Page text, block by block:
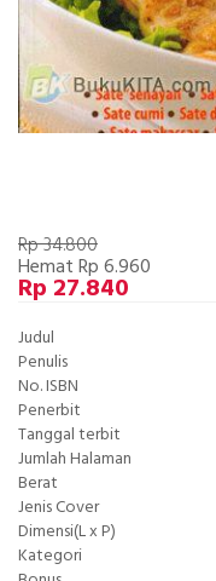
Rp 34.800
Hemat Rp 6.960
Rp 27.840
Judul
Penulis
No. ISBN
Penerbit
Tanggal terbit
Jumlah Halaman
Berat
Jenis Cover
Dimensi(L x P)
Kategori